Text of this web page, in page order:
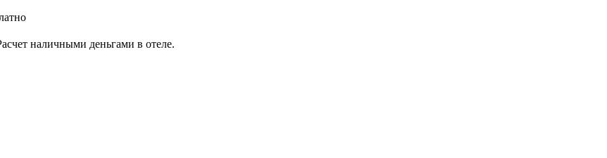
наличными деньгами в отеле.